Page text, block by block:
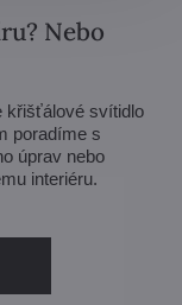
Nebo
křišťálové svítidlo
poradíme s
úprav nebo
interiéru.